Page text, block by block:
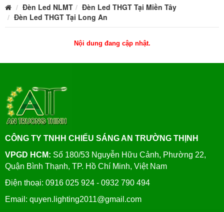
Đèn Led NLMT
Đèn Led THGT Tại Miền Tây
Đèn Led THGT Tại Long An
Nội dung đang cập nhật.
CÔNG TY TNHH CHIẾU SÁNG AN TRƯỜNG THỊNH
VPGD HCM: Số 180/53 Nguyễn Hữu Cảnh, Phường 22,
Quận Bình Thạnh, TP. Hồ Chí Minh, Việt Nam
Điện thoại: 0916 025 924 - 0932 790 494
Email: quyen.lighting2011@gmail.com